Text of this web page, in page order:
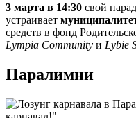
3 марта в 14:30 свой
устраивает
средств в фонд
Lympia Community и Lybie
Паралимни